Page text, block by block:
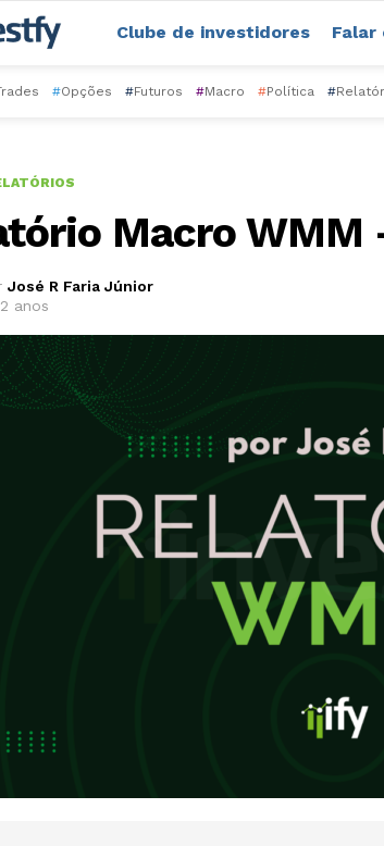
Clube de investidores Falar
#Opções #Futuros #Macro #Política #
Macro
José R Faria Júnior
anos